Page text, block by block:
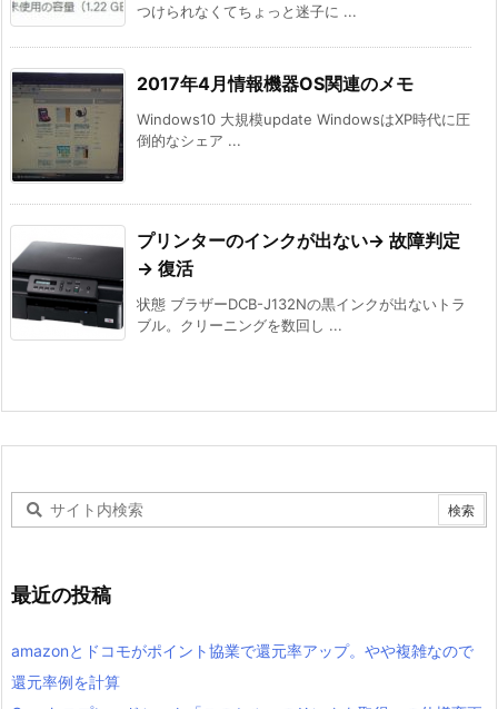
つけられなくてちょっと迷子に ...
2017年4月情報機器OS関連のメモ
Windows10 大規模update WindowsはXP時代に圧
倒的なシェア ...
プリンターのインクが出ない→ 故障判定
→ 復活
状態 ブラザーDCB-J132Nの黒インクが出ないトラ
ブル。クリーニングを数回し ...
最近の投稿
amazonとドコモがポイント協業で還元率アップ。やや複雑なので
還元率例を計算